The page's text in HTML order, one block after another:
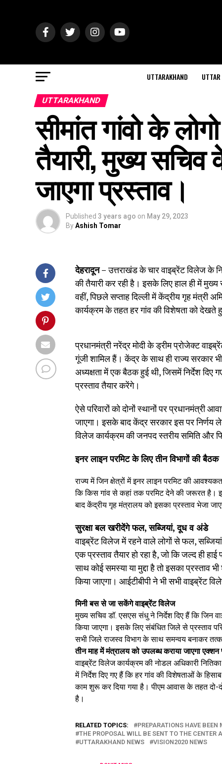
UTTARAKHAND
UTTARAKHAND
सीमांत गांवो के
तैयारी, मुख्य
जाएगा प्रस्ताव।
Published 3 years ago on May 29, 2023
ByAshish Tomar
देहरादून –उत्तराखंड के चार वाइब्रेंट विलेज के
की तैयारी कर रही है। इसके लिए हाल ही में
वहीं, पिछले सप्ताह दिल्ली में केंद्रीय गृह मंत्री
कार्यक्रम के तहत हर गांव की विशेषता को देखते
प्रधानमंत्री नरेंद्र मोदी के ड्रीम प्रोजेक्ट
गूंजी शामिल हैं। केंद्र के साथ ही राज्य सरकार
अध्यक्षता में एक बैठक हुई थी, जिसमें निर्देश दिए
प्रस्ताव तैयार करेंगे।
ऐसे परिवारों को दोनों स्थानों पर प्रधानमंत्री
जाएगा। इसके बाद केंद्र सरकार इस पर निर्णय
विलेज कार्यक्रम की जनपद स्तरीय समिति और
इनर लाइन परमिट के लिए तीन विभागों की बैठक
राज्य में जिन क्षेत्रों में इनर लाइन परमिट की
कि किस गांव से कहां तक परमिट देने की जरूरत है।
बाद केंद्रीय गृह मंत्रालय को इसका प्रस्ताव भेजा
सुरक्षा बल खरीदेंगे फल, सब्जियां, दूध व अंडे
वाइब्रेंट विलेज में रहने वाले लोगों से फल,
एक प्रस्ताव तैयार हो रहा है, जो कि जल्द ही
साथ कोई समस्या या मुद्दा है तो इसका प्रस्ताव
किया जाएगा। आईटीबीपी ने भी सभी वाइब्रेंट
मिनी बस से जा सकेंगे वाइब्रेंट विलेज
मुख्य सचिव डॉ. एसएस संधु ने निर्देश दिए हैं कि जिन
किया जाएगा। इसके लिए संबंधित जिले से प्रस्ताव
सभी जिले राजस्व विभाग के साथ समन्वय बनाकर
तीन माह में मंत्रालय को उपलब्ध कराया जाएगा एक्शन
वाइब्रेंट विलेज कार्यक्रम की नोडल अधिकारी
में निर्देश दिए गए हैं कि हर गांव की विशेषताओं के
काम शुरू कर दिया गया है। पीएम आवास के तहत दो-
है।
RELATED TOPICS:
PREPARATIONS HAVE BEEN
THE PROPOSAL WILL BE SENT TO THE CENTER
UTTARAKHAND NEWS
VISION2020 NEWS